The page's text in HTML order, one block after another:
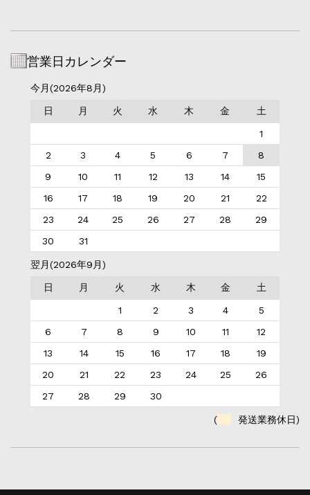
営業日カレンダー
今月(2026年8月)
日 月 火 水 木 金 土
1
2
3 4 5 6 7
8
9
10 11 12 13 14
15
16
17 18 19 20 21
22
23
24 25 26 27 28
29
30
31
翌月(2026年9月)
日 月 火 水 木 金 土
1 2 3 4
5
6
7 8 9 10 11
12
13
14 15 16 17 18
19
20
21 22 23 24 25
26
27
28 29 30
( 発送業務休日)